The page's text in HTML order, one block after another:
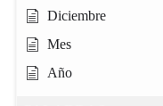
Diciembre
Mes
Año